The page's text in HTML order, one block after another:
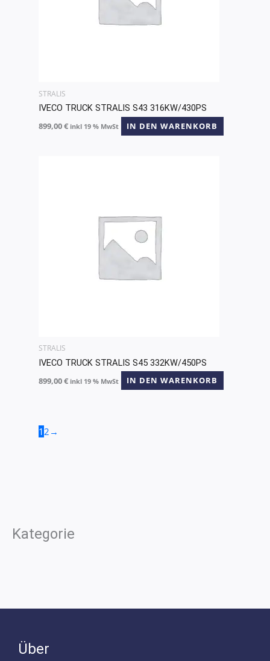
Kategorie
STRALIS
IVECO TRUCK STRALIS S43 316KW/430PS
899,00€ inkl 19 % MwSt IN DEN WARENKORB
STRALIS
IVECO TRUCK STRALIS S45 332KW/450PS
899,00€ inkl 19 % MwSt IN DEN WARENKORB
12 →
Über